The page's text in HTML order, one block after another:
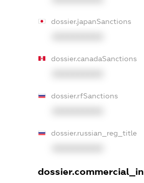
dossier.japanSanctions
dossier.canadaSanctions
dossier.rfSanctions
dossier.russian_reg_title